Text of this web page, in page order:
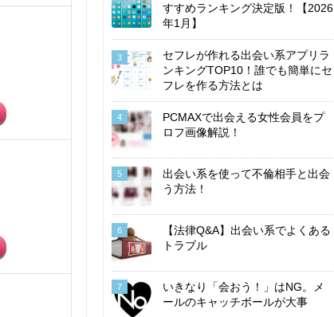
すすめランキング決定版！【2026
年1月】
3
セフレが作れる出会い系アプリラ
ンキングTOP10！誰でも簡単にセ
フレを作る方法とは
4
PCMAXで出会える女性会員をプ
ロフ画像解説！
5
出会い系を使って不倫相手と出会
う方法！
6
【法律Q&A】出会い系でよくある
トラブル
7
いきなり「会おう！」はNG。メ
ールのキャッチボールが大事